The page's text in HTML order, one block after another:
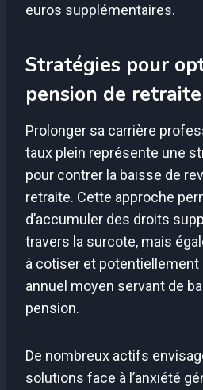
euros supplémentaires.
Stratégies pour
pension de retraite
Prolonger sa carrière
taux plein représente une
pour contrer la baisse de
retraite. Cette approche
d’accumuler des droits
travers la surcote, mais
à cotiser et potentiellement
annuel moyen servant de
pension.
De nombreux actifs
solutions face à l’anxiété